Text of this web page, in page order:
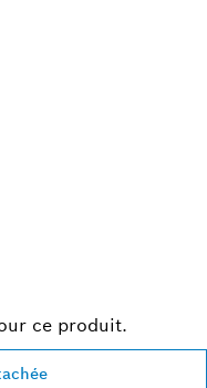
ce produit.